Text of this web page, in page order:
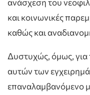
ανάσχεση του
και κοινωνικές
καθώς και
Δυστυχώς, όμως, για
αυτών των
επαναλαμβανόμενο